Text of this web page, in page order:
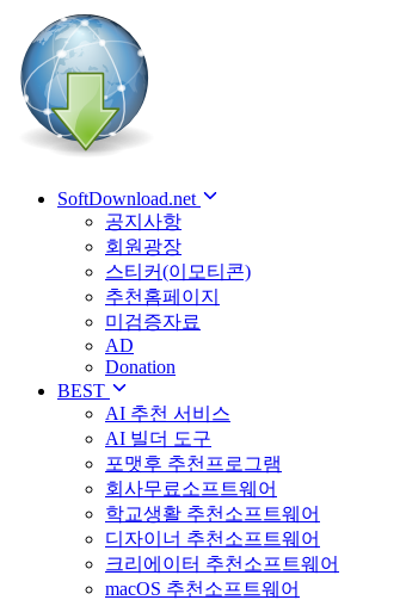
SoftDownload.net
공지사항
회원광장
스티커(이모티콘)
추천홈페이지
미검증자료
AD
Donation
BEST
AI 추천 서비스
AI 빌더 도구
포맷후 추천프로그램
회사무료소프트웨어
학교생활 추천소프트웨어
디자이너 추천소프트웨어
크리에이터 추천소프트웨어
macOS 추천소프트웨어